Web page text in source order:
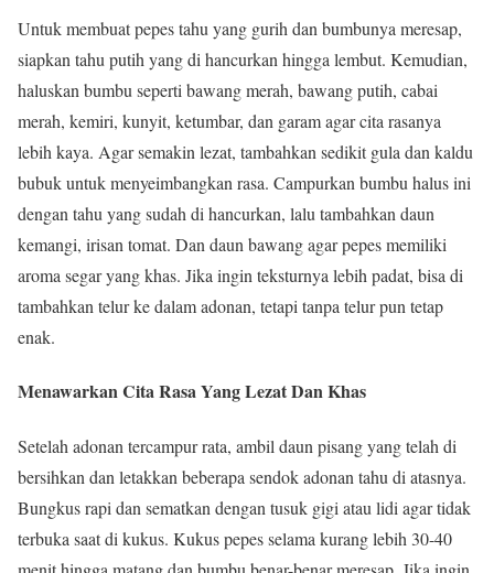
Untuk membuat pepes tahu yang gurih dan bumbunya meresap,
siapkan tahu putih yang di hancurkan hingga lembut. Kemudian,
haluskan bumbu seperti bawang merah, bawang putih, cabai
merah, kemiri, kunyit, ketumbar, dan garam agar cita rasanya
lebih kaya. Agar semakin lezat, tambahkan sedikit gula dan kaldu
bubuk untuk menyeimbangkan rasa. Campurkan bumbu halus ini
dengan tahu yang sudah di hancurkan, lalu tambahkan daun
kemangi, irisan tomat. Dan daun bawang agar pepes memiliki
aroma segar yang khas. Jika ingin teksturnya lebih padat, bisa di
tambahkan telur ke dalam adonan, tetapi tanpa telur pun tetap
enak.
Menawarkan Cita Rasa Yang Lezat Dan Khas
Setelah adonan tercampur rata, ambil daun pisang yang telah di
bersihkan dan letakkan beberapa sendok adonan tahu di atasnya.
Bungkus rapi dan sematkan dengan tusuk gigi atau lidi agar tidak
terbuka saat di kukus. Kukus pepes selama kurang lebih 30-40